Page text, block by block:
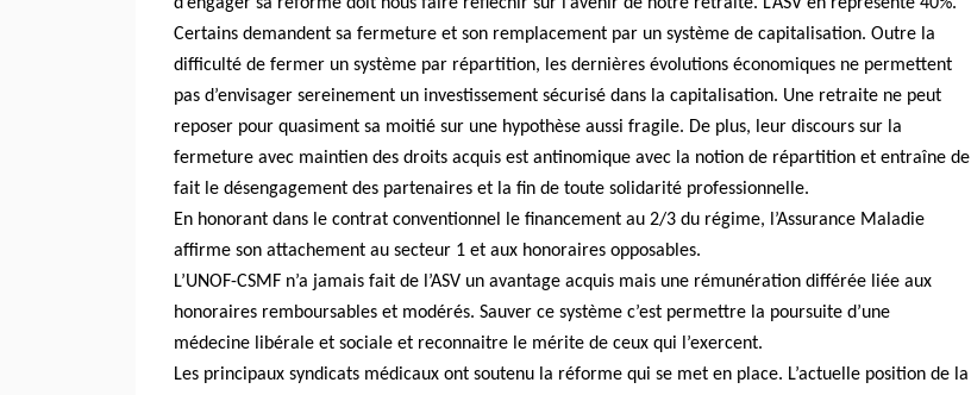
Certains demandent sa fermeture et son remplacement par un système de capitalisation. Outre la
difficulté de fermer un système par répartition, les dernières évolutions économiques ne permettent
pas d’envisager sereinement un investissement sécurisé dans la capitalisation. Une retraite ne peut
reposer pour quasiment sa moitié sur une hypothèse aussi fragile. De plus, leur discours sur la
fermeture avec maintien des droits acquis est antinomique avec la notion de répartition et entraîne de
fait le désengagement des partenaires et la fin de toute solidarité professionnelle.
En honorant dans le contrat conventionnel le financement au 2/3 du régime, l’Assurance Maladie
affirme son attachement au secteur 1 et aux honoraires opposables.
L’UNOF-CSMF n’a jamais fait de l’ASV un avantage acquis mais une rémunération différée liée aux
honoraires remboursables et modérés. Sauver ce système c’est permettre la poursuite d’une
médecine libérale et sociale et reconnaitre le mérite de ceux qui l’exercent.
Les principaux syndicats médicaux ont soutenu la réforme qui se met en place. L’actuelle position de la